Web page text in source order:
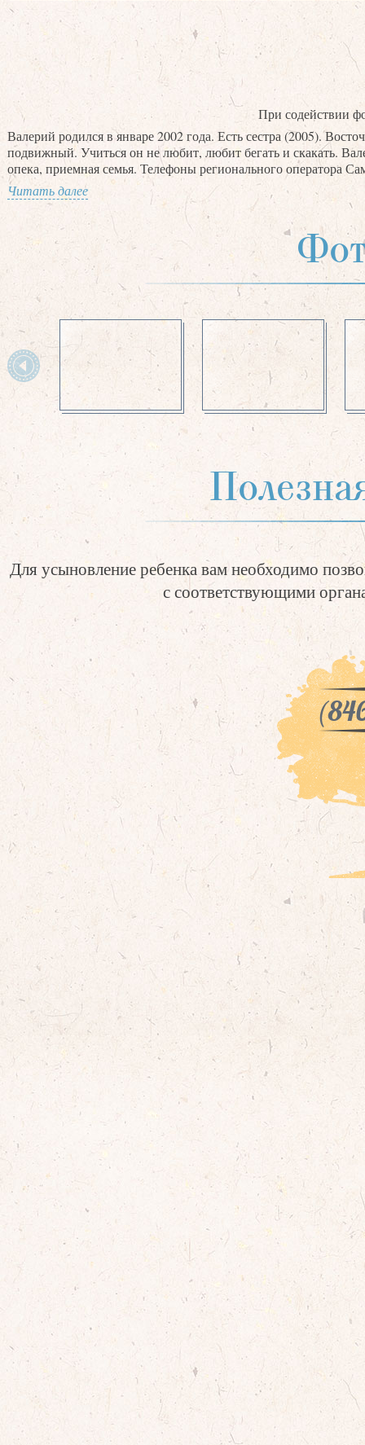
При содействии
Валерий родился в январе 2002 года. Есть сестра (2005).
подвижный. Учиться он не любит, любит бегать и скакать.
опека, приемная семья. Телефоны регионального оператора
Читать далее
Для усыновление ребенка вам необходимо
с соответствующими